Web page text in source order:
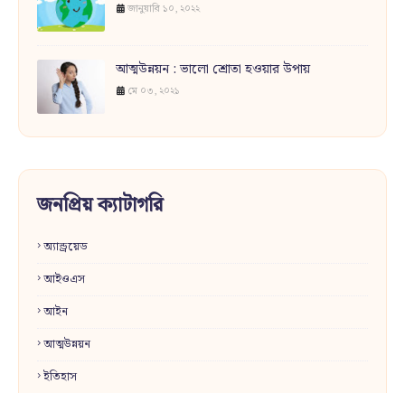
জানুয়ারি ১০, ২০২২
আত্মউন্নয়ন : ভালো শ্রোতা হওয়ার উপায়
মে ০৩, ২০২১
জনপ্রিয় ক্যাটাগরি
অ্যান্ড্রয়েড
আইওএস
আইন
আত্মউন্নয়ন
ইতিহাস